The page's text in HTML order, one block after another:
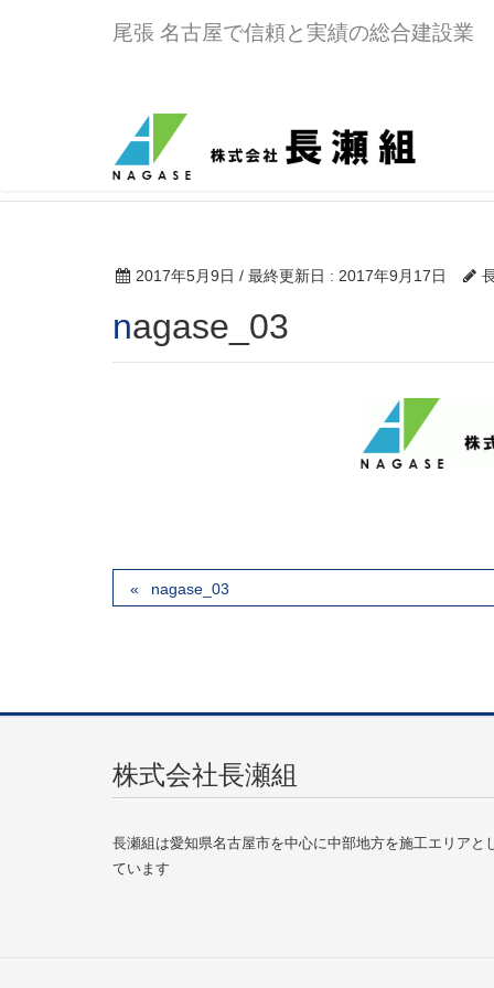
尾張 名古屋で信頼と実績の総合建設業
nagase_03
HOME
2017年5月9日 / 最終更新日 : 2017年9月17日
nagase_03
nagase_03
株式会社長瀬組
長瀬組は愛知県名古屋市を中心に中部地方を施工エリアと
ています